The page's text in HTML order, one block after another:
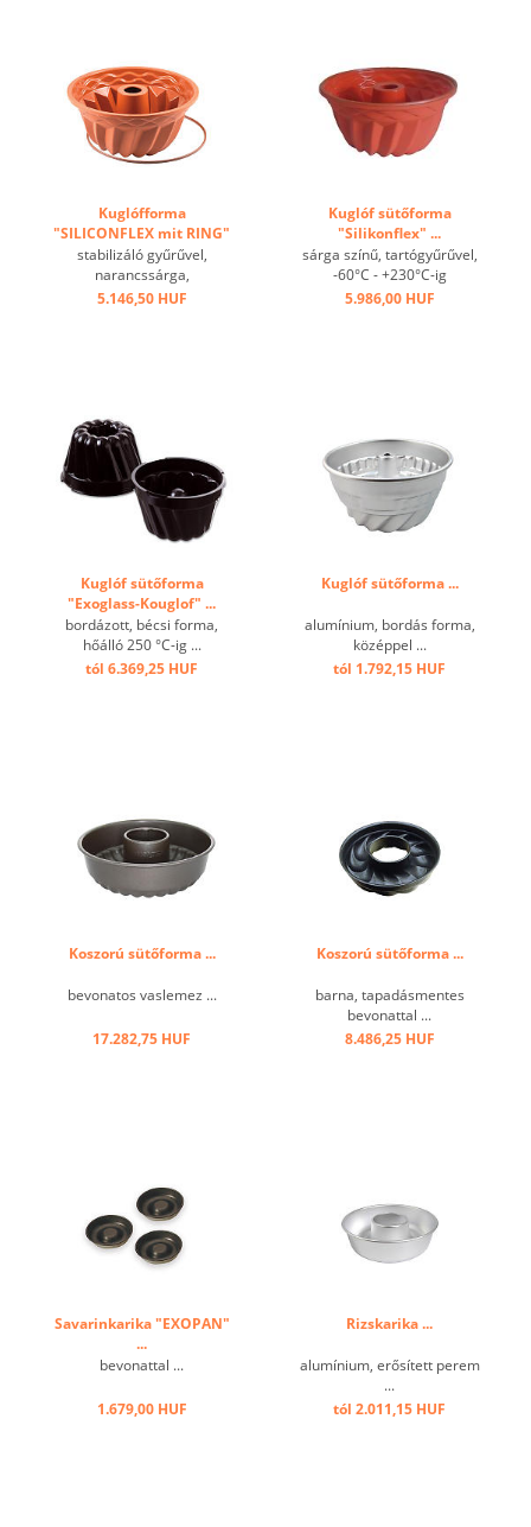
Kuglófforma
"SILICONFLEX mit RING"
...
stabilizáló gyűrűvel,
narancssárga,
tapadásmentes, +230°C-ig
5.146,50 HUF
Kuglóf sütőforma
"Silikonflex" ...
sárga színű, tartógyűrűvel,
-60°C - +230°C-ig
hőálló,kiváló hővezetés
5.986,00 HUF
Kuglóf sütőforma
"Exoglass-Kouglof" ...
bordázott, bécsi forma,
hőálló 250 °C-ig ...
tól 6.369,25 HUF
Kuglóf sütőforma ...
alumínium, bordás forma,
középpel ...
tól 1.792,15 HUF
Koszorú sütőforma ...
bevonatos vaslemez ...
17.282,75 HUF
Koszorú sütőforma ...
barna, tapadásmentes
bevonattal ...
8.486,25 HUF
Savarinkarika "EXOPAN"
...
bevonattal ...
1.679,00 HUF
Rizskarika ...
alumínium, erősített perem
...
tól 2.011,15 HUF